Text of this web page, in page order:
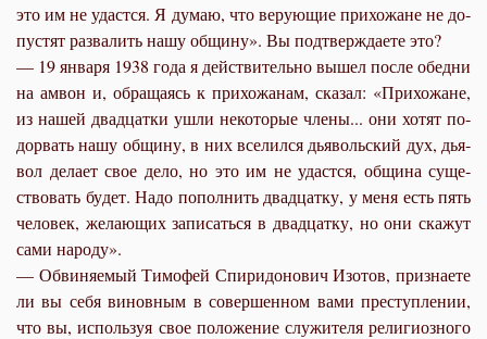
это им не удаст­ся. Я ду­маю, что ве­ру­ю­щие при­хо­жане не до­
пу­стят раз­ва­лить на­шу об­щи­ну». Вы под­твер­жда­е­те это?
— 19 ян­ва­ря 1938 го­да я дей­стви­тель­но вы­шел по­сле обед­ни
на ам­вон и, об­ра­ща­ясь к при­хо­жа­нам, ска­зал: «При­хо­жане,
из на­шей два­дцат­ки ушли неко­то­рые чле­ны... они хо­тят по­
до­рвать на­шу об­щи­ну, в них все­лил­ся дья­воль­ский дух, дья­
вол де­ла­ет свое де­ло, но это им не удаст­ся, об­щи­на су­ще­
ство­вать бу­дет. На­до по­пол­нить два­дцат­ку, у ме­ня есть пять
че­ло­век, же­ла­ю­щих за­пи­сать­ся в два­дцат­ку, но они ска­жут
са­ми на­ро­ду».
— Об­ви­ня­е­мый Ти­мо­фей Спи­ри­до­но­вич Изо­тов, при­зна­е­те
ли вы се­бя ви­нов­ным в со­вер­шен­ном ва­ми пре­ступ­ле­нии,
что вы, ис­поль­зуя свое по­ло­же­ние слу­жи­те­ля ре­ли­ги­оз­но­го